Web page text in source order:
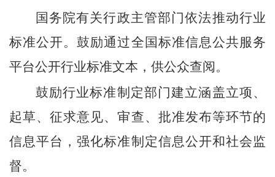
国务院有关行政主管部门依法推动行业
标准公开。鼓励通过全国标准信息公共服务
平台公开行业标准文本，供公众查阅。
鼓励行业标准制定部门建立涵盖立项、
起草、征求意见、审查、批准发布等环节的
信息平台，强化标准制定信息公开和社会监
督。